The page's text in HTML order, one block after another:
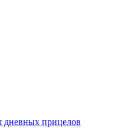
дневных прицелов